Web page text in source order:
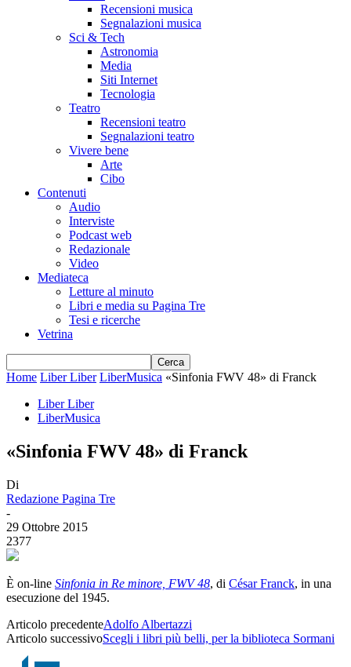
Recensioni musica
Segnalazioni musica
Sci & Tech
Astronomia
Media
Siti Internet
Tecnologia
Teatro
Recensioni teatro
Segnalazioni teatro
Vivere bene
Arte
Cibo
Contenuti
Audio
Interviste
Podcast web
Redazionale
Video
Mediateca
Letture al minuto
Libri e media su Pagina Tre
Tesi e ricerche
Vetrina
Home Liber Liber LiberMusica «Sinfonia FWV 48» di Franck
Liber Liber
LiberMusica
«Sinfonia FWV 48» di Franck
Di
Redazione Pagina Tre
-
29 Ottobre 2015
2377
È on-line Sinfonia in Re minore, FWV 48, di César Franck, in una
esecuzione del 1945.
Articolo precedenteAdolfo Albertazzi
Articolo successivoScegli i libri più belli, per la biblioteca Sormani